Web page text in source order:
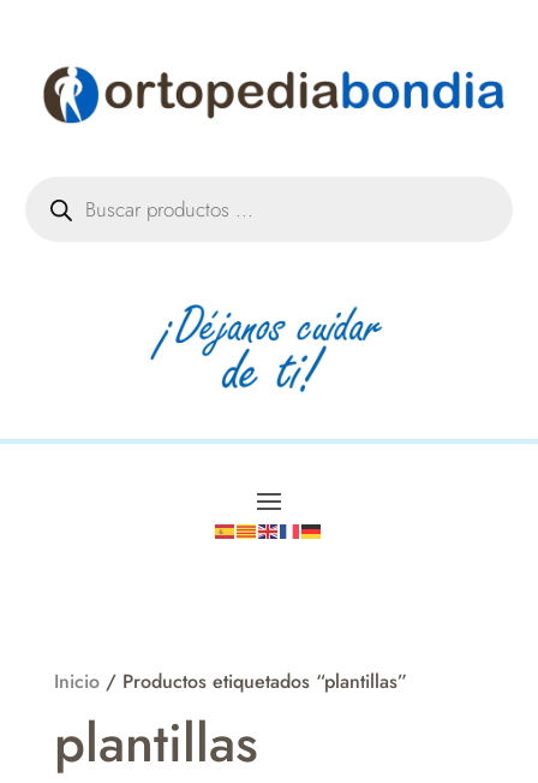
productos
Inicio/ Productos etiquetados “plantillas”
plantillas